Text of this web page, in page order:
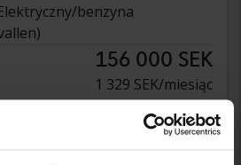
benzyna
156 000 SEK
1 329 SEK/miesiąc
1 Oferta